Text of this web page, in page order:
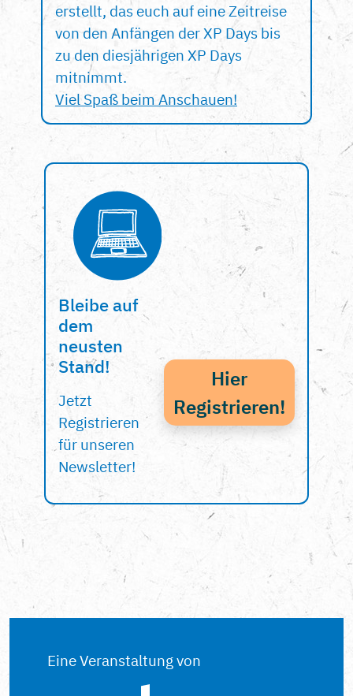
erstellt, das euch auf eine Zeitreise
von den Anfängen der XP Days bis
zu den diesjährigen XP Days
mitnimmt.
Viel Spaß beim Anschauen!
Bleibe auf
dem
neusten
Stand!
Jetzt
Registrieren
für unseren
Newsletter!
Hier
Registrieren!
Eine Veranstaltung von